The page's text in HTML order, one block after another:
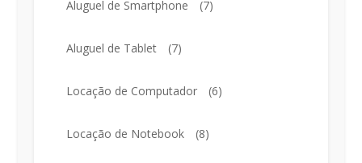
Aluguel de Smartphone (7)
Aluguel de Tablet (7)
Locação de Computador (6)
Locação de Notebook (8)